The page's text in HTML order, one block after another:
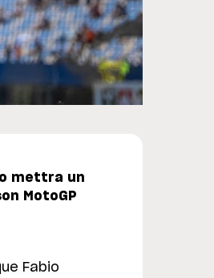
mettra un
MotoGP
Fabio